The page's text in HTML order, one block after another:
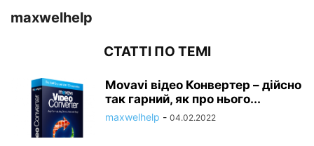
maxwelhelp
СТАТТІ ПО ТЕМІ
Movavi відео Конвертер – дійсно
так гарний, як про нього...
maxwelhelp - 04.02.2022